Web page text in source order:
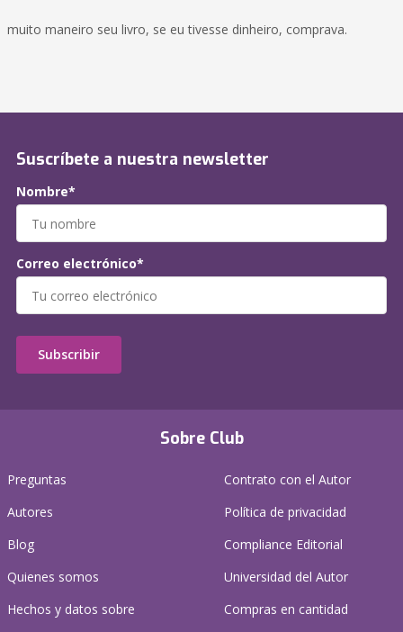
muito maneiro seu livro, se eu tivesse dinheiro, comprava.
Sobre Club
Preguntas
Autores
Blog
Quienes somos
Hechos y datos sobre
Contrato con el Autor
Política de privacidad
Compliance Editorial
Universidad del Autor
Compras en cantidad
Suscríbete a nuestra newsletter
Nombre*
Correo electrónico*
Subscribir